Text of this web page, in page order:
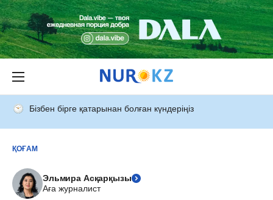
Бізбен бірге қатарынан болған күндеріңіз
ҚОҒАМ
Эльмира Асқарқызы
Аға журналист